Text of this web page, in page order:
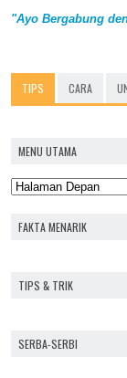
"Ayo Bergabung
TIPS CARA
MENU UTAMA
FAKTA MENARIK
TIPS & TRIK
SERBA-SERBI